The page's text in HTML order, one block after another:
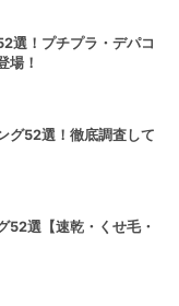
選！プチプラ・デパコ
場！
グ52選！徹底調査して
52選【速乾・くせ毛・